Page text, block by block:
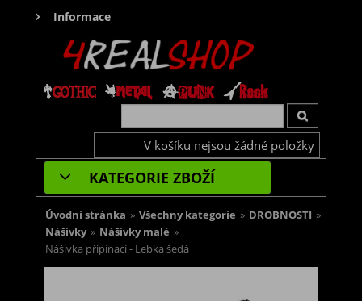
Informace
V košíku nejsou žádné položky
KATEGORIE ZBOŽÍ
Úvodní stránka » Všechny kategorie » DROBNOSTI »
Nášivky » Nášivky malé »
Nášivka připínací - Lebka šedá